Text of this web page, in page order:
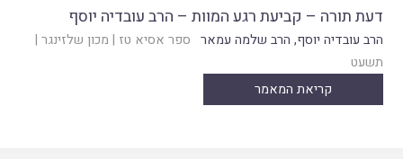
דעת תורה – קביעת רגע המוות – הרב עובדיה יוסף
הרב עובדיה יוסף, הרב שלמה עמאר ספר אסיא טז | מכון שלזינגר |
תשעט
קריאת המאמר